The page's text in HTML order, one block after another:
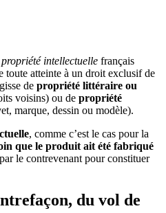
propriété intellectuelle français
toute atteinte à un droit exclusif de
de propriété littéraire ou
voisins) ou de propriété
marque, dessin ou modèle).
, comme c’est le cas pour la
que le produit ait été fabriqué
le contrevenant pour constituer
du vol de